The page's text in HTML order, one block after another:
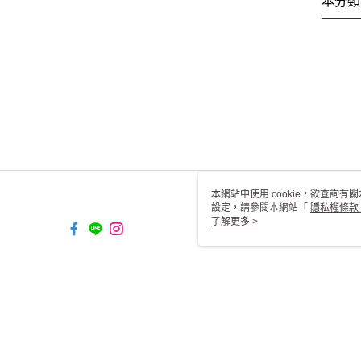
本網站中使用 cookie，欲查詢有
設定，請參閱本網站「 隱私權條款
使用 cookie。
了解更多 >